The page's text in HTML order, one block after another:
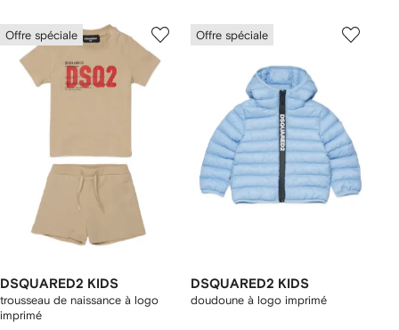
Offre spéciale
DSQUARED2 KIDS
trousseau de naissance à logo
imprimé
Offre spéciale
DSQUARED2 KIDS
doudoune à logo imprimé